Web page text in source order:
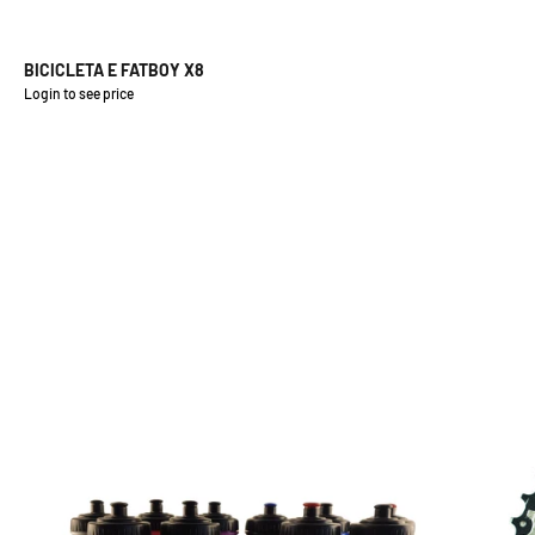
BICICLETA E FATBOY X8
Precio de oferta
Login to see price